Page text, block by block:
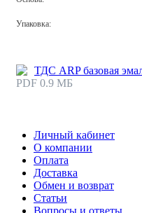
Упаковка:
ТДС ARP базовая
PDF 0.9 МБ
Личный кабинет
О компании
Оплата
Доставка
Обмен и возврат
Статьи
Вопросы и ответы